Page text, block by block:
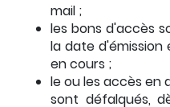
mail ;
les bons d'accès
la date d'émission
en cours ;
le ou les accès en
sont défalqués,